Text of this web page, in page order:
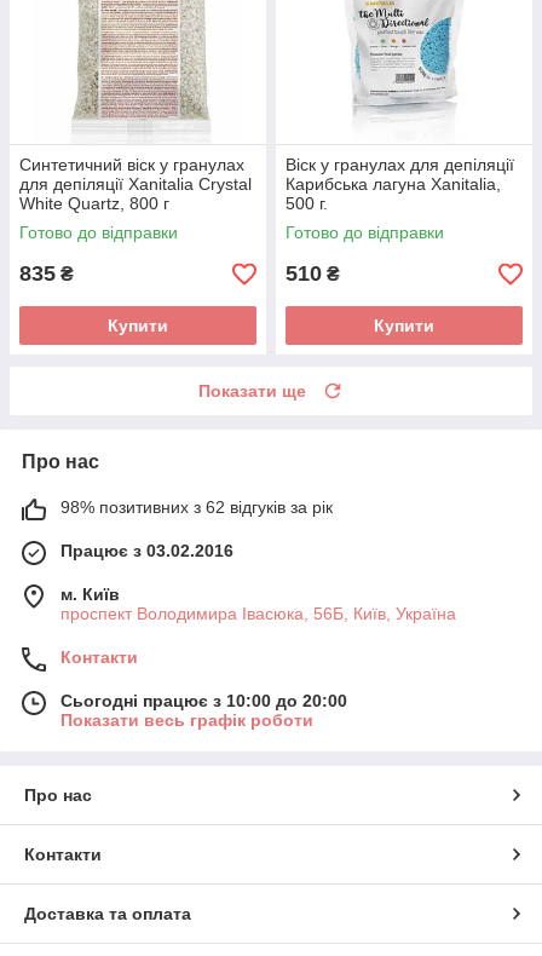
Синтетичний віск у гранулах
для депіляції Xanitalia Crystal
White Quartz, 800 г
Готово до відправки
835 ₴
Купити
Віск у гранулах для депіляції
Карибська лагуна Xanitalia,
500 г.
Готово до відправки
510 ₴
Купити
Показати ще
Про нас
98% позитивних з 62 відгуків за рік
Працює з 03.02.2016
м. Київ
проспект Володимира Івасюка, 56Б, Київ, Україна
Контакти
Сьогодні працює з 10:00 до 20:00
Показати весь графік роботи
Про нас
Контакти
Доставка та оплата